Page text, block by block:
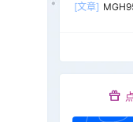
[文章]